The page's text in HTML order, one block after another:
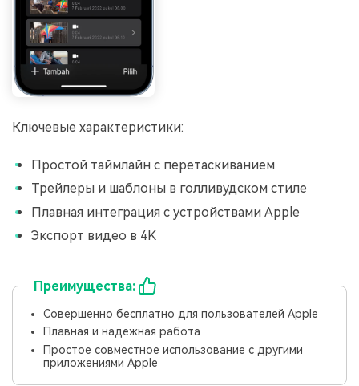
󠀰󠀰󠀰󠀰󠀰Ключевые характеристики:
Простой таймлайн с перетаскиванием
Трейлеры и шаблоны в голливудском стиле
Плавная интеграция с устройствами Apple
Экспорт видео в 4K
Преимущества:
Совершенно бесплатно для пользователей Apple
Плавная и надежная работа
Простое совместное использование с другими
приложениями Apple